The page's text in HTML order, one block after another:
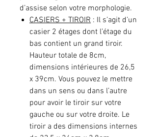
d’assise selon votre morphologie.
CASIERS + TIROIR : Il s’agit d’un
casier 2 étages dont l’étage du
bas contient un grand tiroir.
Hauteur totale de 8cm,
dimensions intérieures de 26,5
x 39cm. Vous pouvez le mettre
dans un sens ou dans l’autre
pour avoir le tiroir sur votre
gauche ou sur votre droite. Le
tiroir a des dimensions internes